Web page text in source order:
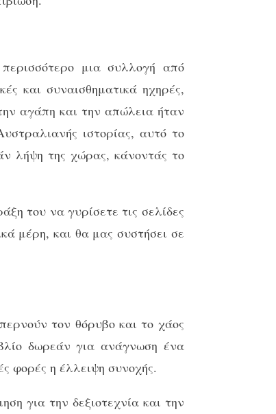
μια συλλογή από
και συναισθηματικά ηχηρές,
αγάπη και την απώλεια ήταν
ιστορίας, αυτό το
λήψη της χώρας, κάνοντάς το
του να γυρίσετε τις σελίδες
μέρη, και θα μας συστήσει σε
τον θόρυβο και το χάος
δωρεάν για ανάγνωση ένα
φορές η έλλειψη συνοχής.
για την δεξιοτεχνία και την